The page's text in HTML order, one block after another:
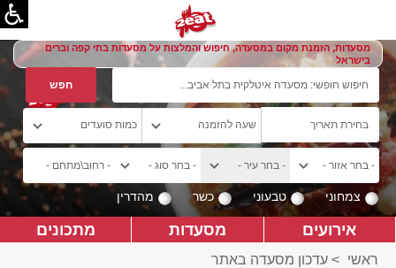
מסעדות, הזמנת מקום במסעדה, חיפוש והמלצות על מסעדות בתי קפה וברים
בישראל
צמחוני טבעוני כשר מהדרין
אירועים מסעדות מתכונים
ראשי > עדכון מסעדה באתר